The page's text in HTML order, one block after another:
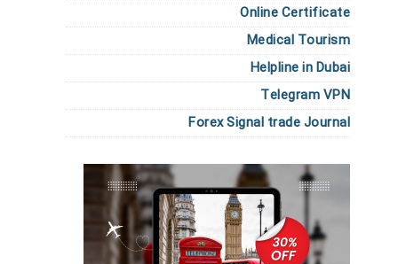
Online Certificate
Medical Tourism
Helpline in Dubai
Telegram VPN
Forex Signal trade Journal